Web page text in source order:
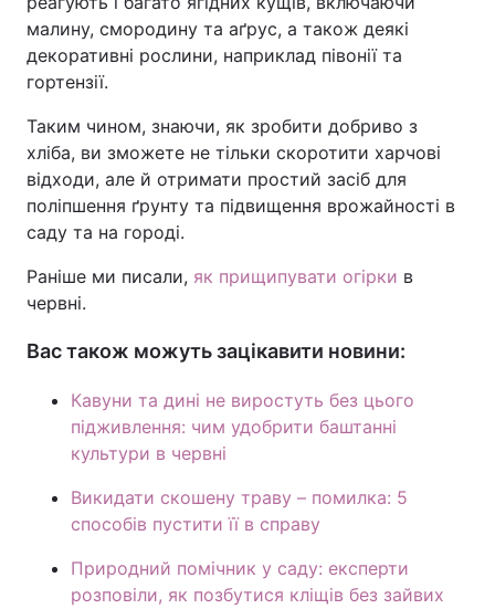
малину, смородину та аґрус, а також деякі
декоративні рослини, наприклад півонії та
гортензії.
Таким чином, знаючи, як зробити добриво з
хліба, ви зможете не тільки скоротити харчові
відходи, але й отримати простий засіб для
поліпшення ґрунту та підвищення врожайності в
саду та на городі.
Раніше ми писали, як прищипувати огірки в
червні.
Вас також можуть зацікавити новини:
Кавуни та дині не виростуть без цього
підживлення: чим удобрити баштанні
культури в червні
Викидати скошену траву – помилка: 5
способів пустити її в справу
Природний помічник у саду: експерти
розповіли, як позбутися кліщів без зайвих